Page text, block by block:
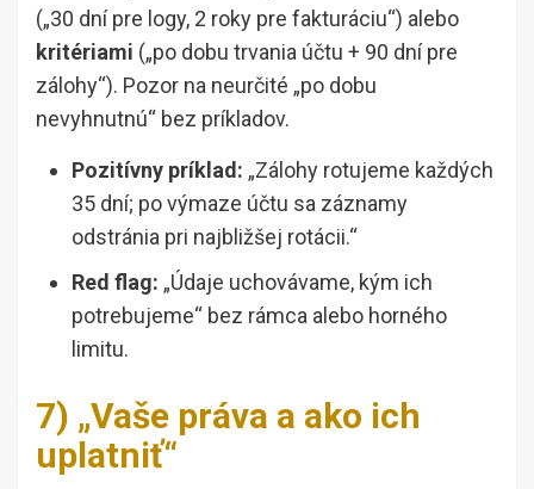
(„30 dní pre logy, 2 roky pre fakturáciu“) alebo
kritériami („po dobu trvania účtu + 90 dní pre
zálohy“). Pozor na neurčité „po dobu
nevyhnutnú“ bez príkladov.
Pozitívny príklad: „Zálohy rotujeme každých
35 dní; po výmaze účtu sa záznamy
odstránia pri najbližšej rotácii.“
Red flag: „Údaje uchovávame, kým ich
potrebujeme“ bez rámca alebo horného
limitu.
7) „Vaše práva a ako ich
uplatniť“